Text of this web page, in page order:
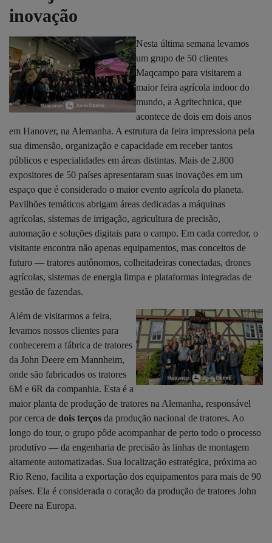
inovação
Nesta última semana levamos
um grupo de 50 clientes
Maqcampo para visitarem a
maior feira agrícola indoor do
mundo, a Agritechnica, que
acontece de dois em dois anos
em Hanover, na Alemanha. A estrutura da feira impressiona pela
sua dimensão, organização e capacidade em receber tantos
públicos e especialidades em áreas distintas. Mais de 2.800
expositores de 50 países apresentaram suas inovações em um
espaço que é considerado o maior evento agrícola do planeta.
Pavilhões temáticos abrigam áreas dedicadas a máquinas
agrícolas, sistemas de irrigação, agricultura de precisão,
automação e soluções digitais para o campo. Em cada corredor, o
visitante encontra não apenas equipamentos, mas conceitos de
futuro — tratores autônomos, colheitadeiras conectadas, drones
agrícolas, sistemas de energia limpa e plataformas integradas de
gestão de fazendas.
Além de visitarmos a feira,
levamos nossos clientes para
conhecerem a fábrica de tratores
da John Deere em Mannheim,
onde são fabricados os tratores
6M e 6R da companhia. Esta é a
maior planta de produção de tratores na Alemanha, responsável
por cerca de dois terços da produção nacional de tratores. Ao
longo do tour, o grupo pôde acompanhar de perto todo o processo
produtivo — da engenharia de precisão às linhas de montagem
altamente automatizadas. Sua localização estratégica, próxima ao
Rio Reno, facilita a exportação dos equipamentos para mais de 90
países. Ela é considerada o coração da produção de tratores John
Deere na Europa.